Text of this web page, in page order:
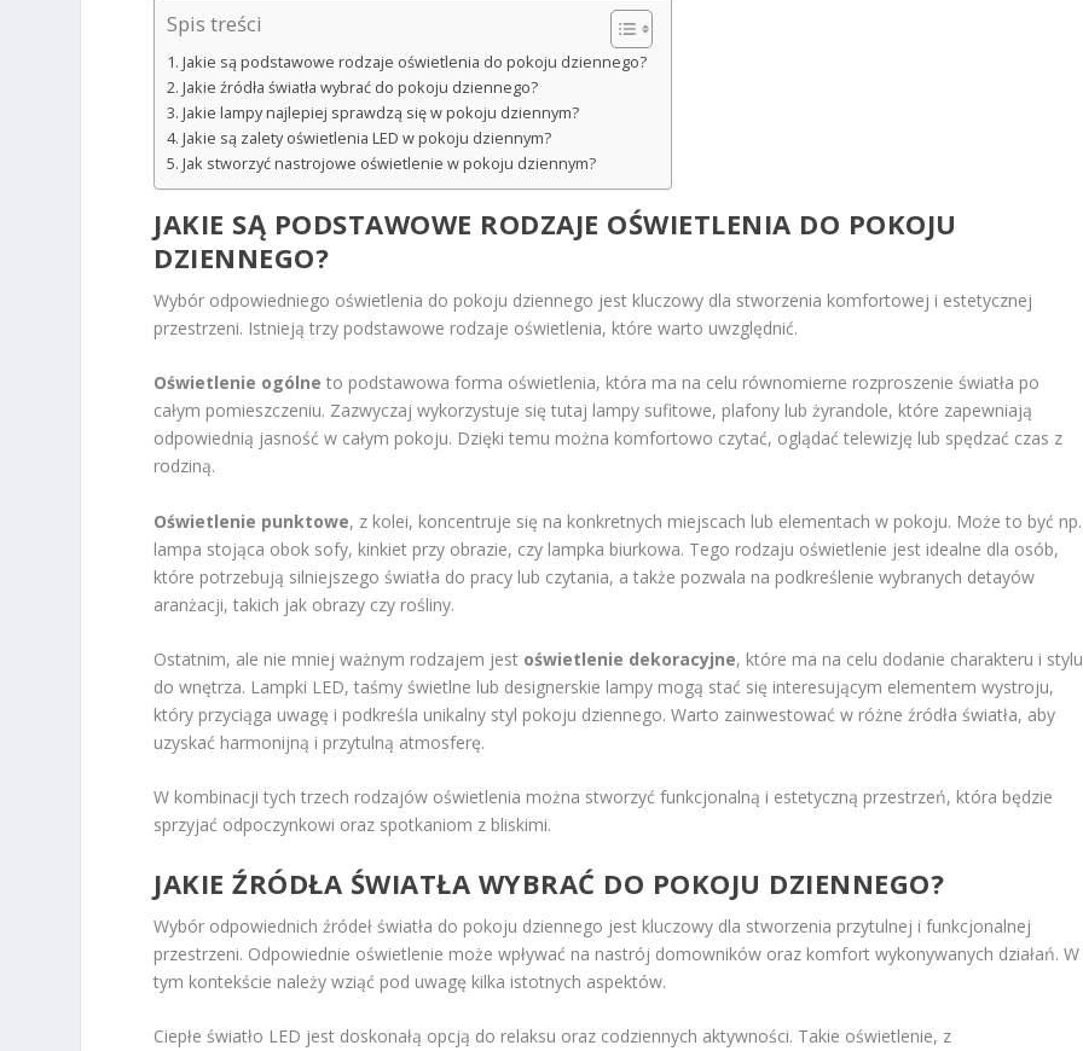
Spis treści
Jakie są podstawowe rodzaje oświetlenia do pokoju dziennego?
Jakie źródła światła wybrać do pokoju dziennego?
Jakie lampy najlepiej sprawdzą się w pokoju dziennym?
Jakie są zalety oświetlenia LED w pokoju dziennym?
Jak stworzyć nastrojowe oświetlenie w pokoju dziennym?
JAKIE SĄ PODSTAWOWE RODZAJE OŚWIETLENIA DO POKOJU
DZIENNEGO?
Wybór odpowiedniego oświetlenia do pokoju dziennego jest kluczowy dla stworzenia komfortowej i estetycznej
przestrzeni. Istnieją trzy podstawowe rodzaje oświetlenia, które warto uwzględnić.
Oświetlenie ogólne to podstawowa forma oświetlenia, która ma na celu równomierne rozproszenie światła po
całym pomieszczeniu. Zazwyczaj wykorzystuje się tutaj lampy sufitowe, plafony lub żyrandole, które zapewniają
odpowiednią jasność w całym pokoju. Dzięki temu można komfortowo czytać, oglądać telewizję lub spędzać czas z
rodziną.
Oświetlenie punktowe, z kolei, koncentruje się na konkretnych miejscach lub elementach w pokoju. Może to być np.
lampa stojąca obok sofy, kinkiet przy obrazie, czy lampka biurkowa. Tego rodzaju oświetlenie jest idealne dla osób,
które potrzebują silniejszego światła do pracy lub czytania, a także pozwala na podkreślenie wybranych detayów
aranżacji, takich jak obrazy czy rośliny.
Ostatnim, ale nie mniej ważnym rodzajem jest oświetlenie dekoracyjne, które ma na celu dodanie charakteru i stylu
do wnętrza. Lampki LED, taśmy świetlne lub designerskie lampy mogą stać się interesującym elementem wystroju,
który przyciąga uwagę i podkreśla unikalny styl pokoju dziennego. Warto zainwestować w różne źródła światła, aby
uzyskać harmonijną i przytulną atmosferę.
W kombinacji tych trzech rodzajów oświetlenia można stworzyć funkcjonalną i estetyczną przestrzeń, która będzie
sprzyjać odpoczynkowi oraz spotkaniom z bliskimi.
JAKIE ŹRÓDŁA ŚWIATŁA WYBRAĆ DO POKOJU DZIENNEGO?
Wybór odpowiednich źródeł światła do pokoju dziennego jest kluczowy dla stworzenia przytulnej i funkcjonalnej
przestrzeni. Odpowiednie oświetlenie może wpływać na nastrój domowników oraz komfort wykonywanych działań. W
tym kontekście należy wziąć pod uwagę kilka istotnych aspektów.
Ciepłe światło LED jest doskonałą opcją do relaksu oraz codziennych aktywności. Takie oświetlenie, z